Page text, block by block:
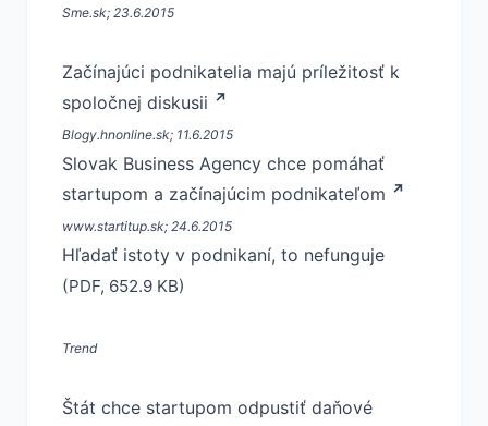
Sme.sk; 23.6.2015
Začínajúci podnikatelia majú príležitosť k
spoločnej diskusii
Blogy.hnonline.sk; 11.6.2015
Slovak Business Agency chce pomáhať
startupom a začínajúcim podnikateľom
www.startitup.sk; 24.6.2015
Hľadať istoty v podnikaní, to nefunguje
(PDF, 652.9 KB)
Trend
Štát chce startupom odpustiť daňové